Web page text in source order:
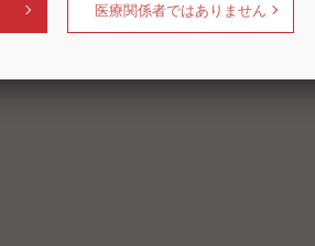
医療関係者ではありません